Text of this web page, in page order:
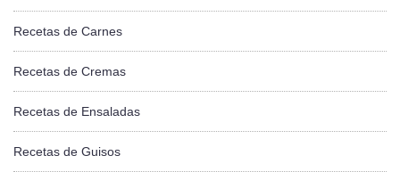
Recetas de Carnes
Recetas de Cremas
Recetas de Ensaladas
Recetas de Guisos